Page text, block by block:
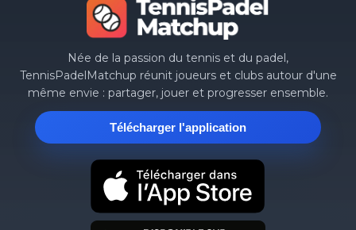
Née de la passion du tennis et du padel,
TennisPadelMatchup réunit joueurs et clubs autour d'une
même envie : partager, jouer et progresser ensemble.
Télécharger l'application